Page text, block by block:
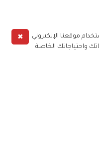
✖
موقعنا الإلكتروني
واحتياجاتك الخاصة